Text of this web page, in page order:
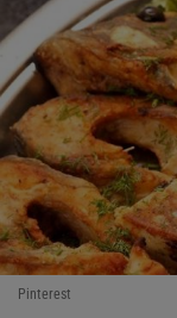
Pinterest